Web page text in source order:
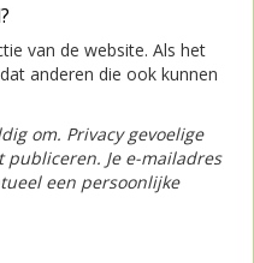
van de website. Als het
anderen die ook kunnen
om. Privacy gevoelige
Je e-mailadres
een persoonlijke